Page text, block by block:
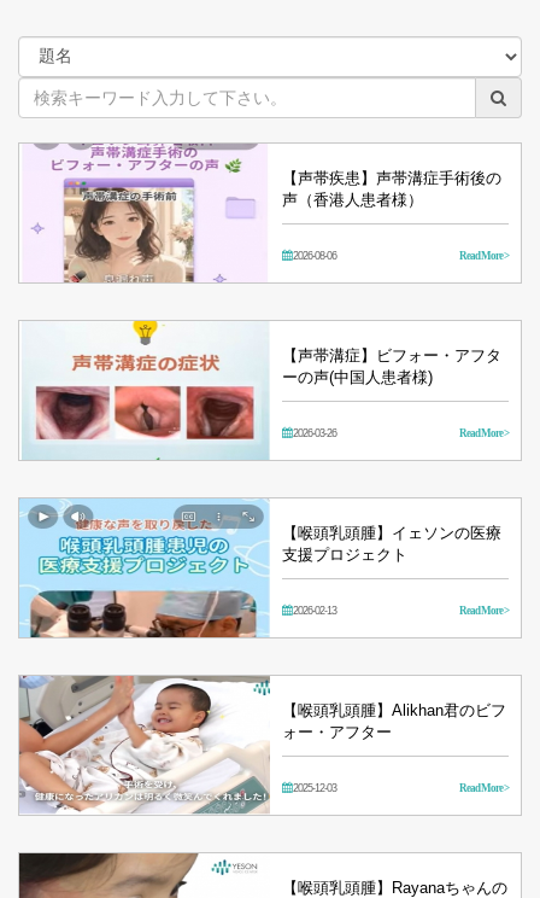
ー
映
像
【声帯疾患】声帯溝症手術後の
声（香港人患者様）
2026-08-06 Read More >
【声帯溝症】ビフォー・アフタ
ーの声(中国人患者様)
2026-03-26 Read More >
【喉頭乳頭腫】イェソンの医療
支援プロジェクト
2026-02-13 Read More >
【喉頭乳頭腫】Alikhan君のビフ
ォー・アフター
2025-12-03 Read More >
【喉頭乳頭腫】Rayanaちゃんの